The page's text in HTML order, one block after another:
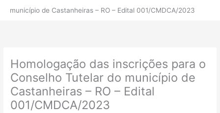
município de Castanheiras – RO – Edital 001/CMDCA/2023
Homologação das inscrições para o
Conselho Tutelar do município de
Castanheiras – RO – Edital
001/CMDCA/2023